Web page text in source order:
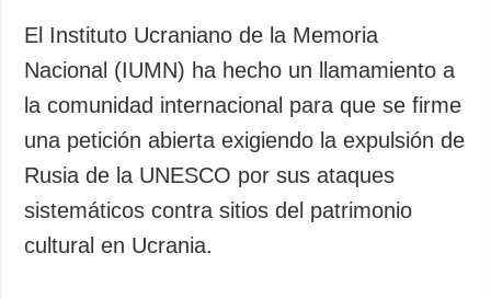
El Instituto Ucraniano de la Memoria
Nacional (IUMN) ha hecho un llamamiento a
la comunidad internacional para que se firme
una petición abierta exigiendo la expulsión de
Rusia de la UNESCO por sus ataques
sistemáticos contra sitios del patrimonio
cultural en Ucrania.